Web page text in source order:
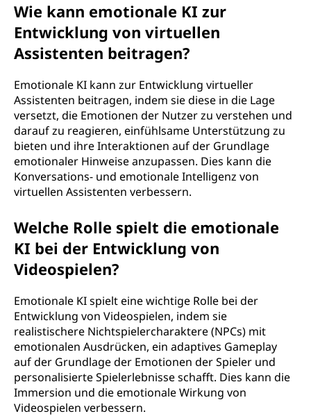
Wie kann emotionale KI zur
Entwicklung von virtuellen
Assistenten beitragen?
Emotionale KI kann zur Entwicklung virtueller
Assistenten beitragen, indem sie diese in die Lage
versetzt, die Emotionen der Nutzer zu verstehen und
darauf zu reagieren, einfühlsame Unterstützung zu
bieten und ihre Interaktionen auf der Grundlage
emotionaler Hinweise anzupassen. Dies kann die
Konversations- und emotionale Intelligenz von
virtuellen Assistenten verbessern.
Welche Rolle spielt die emotionale
KI bei der Entwicklung von
Videospielen?
Emotionale KI spielt eine wichtige Rolle bei der
Entwicklung von Videospielen, indem sie
realistischere Nichtspielercharaktere (NPCs) mit
emotionalen Ausdrücken, ein adaptives Gameplay
auf der Grundlage der Emotionen der Spieler und
personalisierte Spielerlebnisse schafft. Dies kann die
Immersion und die emotionale Wirkung von
Videospielen verbessern.